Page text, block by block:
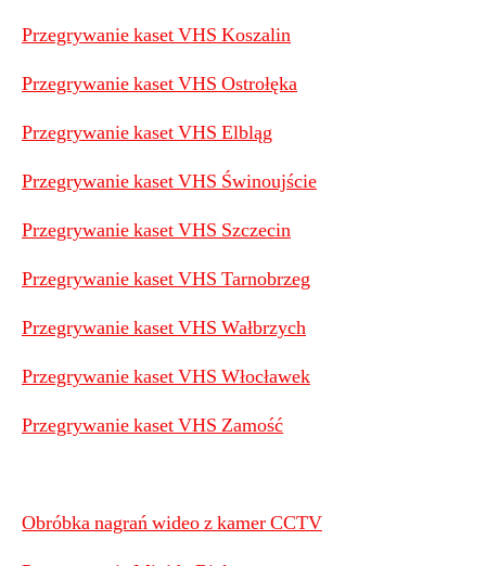
Przegrywanie kaset VHS Koszalin
Przegrywanie kaset VHS Ostrołęka
Przegrywanie kaset VHS Elbląg
Przegrywanie kaset VHS Świnoujście
Przegrywanie kaset VHS Szczecin
Przegrywanie kaset VHS Tarnobrzeg
Przegrywanie kaset VHS Wałbrzych
Przegrywanie kaset VHS Włocławek
Przegrywanie kaset VHS Zamość
Obróbka nagrań wideo z kamer CCTV